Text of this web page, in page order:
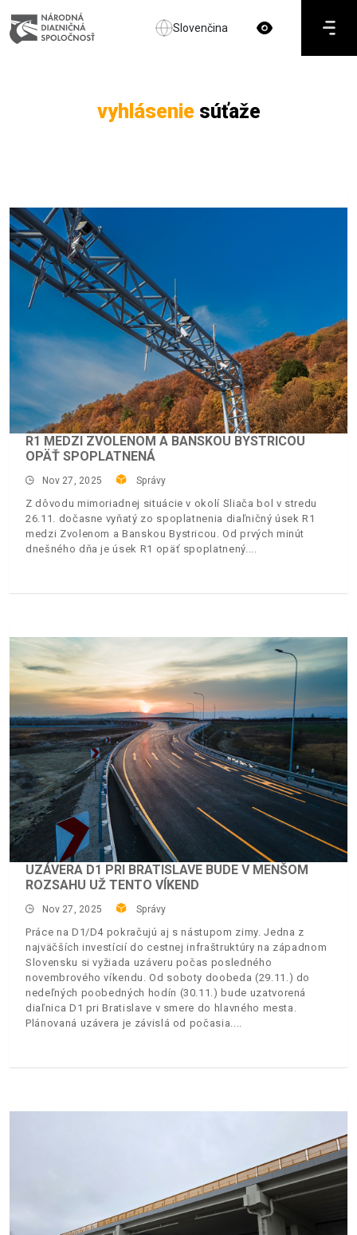
Slovenčina
vyhláseniesúťaže
R1 MEDZI ZVOLENOM A BANSKOU BYSTRICOU
OPÄŤ SPOPLATNENÁ
Nov 27, 2025 Správy
Z dôvodu mimoriadnej situácie v okolí Sliača bol v stredu
26.11. dočasne vyňatý zo spoplatnenia diaľničný úsek R1
medzi Zvolenom a Banskou Bystricou. Od prvých minút
dnešného dňa je úsek R1 opäť spoplatnený.
UZÁVERA D1 PRI BRATISLAVE BUDE V MENŠOM
ROZSAHU UŽ TENTO VÍKEND
Nov 27, 2025 Správy
Práce na D1/D4 pokračujú aj s nástupom zimy. Jedna z
najväčších investícií do cestnej infraštruktúry na západnom
Slovensku si vyžiada uzáveru počas posledného
novembrového víkendu. Od soboty doobeda (29.11.) do
nedeľných poobedných hodín (30.11.) bude uzatvorená
diaľnica D1 pri Bratislave v smere do hlavného mesta.
Plánovaná uzávera je závislá od počasia.